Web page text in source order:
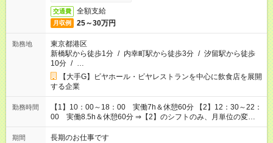
交通費 全額支給
月収例 25～30万円
勤務地
東京都港区
新橋駅から徒歩1分 / 内幸町駅から徒歩3分 / 汐留駅から徒歩
10分 / …
【大手G】ビヤホール・ビヤレストランを中心に飲食店を展開
する企業
勤務時間
【1】10：00～18：00 実働7h＆休憩60分 【2】12：30～22：
00 実働8.5h＆休憩60分 ⇒【2】のシフトのみ、月単位の変形
労働制：160～177.1h/月（超過分は別途全額支給） ★時短相談
OK（6h～）
期間 長期のお仕事です